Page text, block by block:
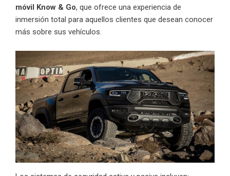
móvil Know & Go, que ofrece una experiencia de
inmersión total para aquellos clientes que desean conocer
más sobre sus vehículos.